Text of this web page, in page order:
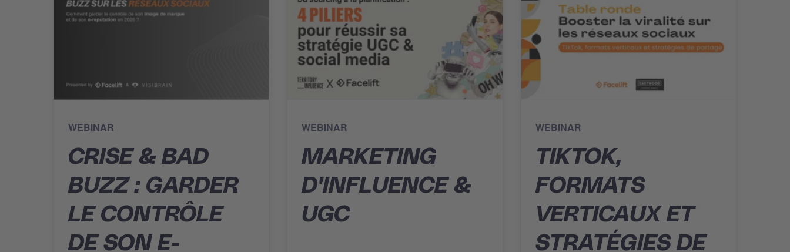
WEBINAR
CRISE & BAD
BUZZ : GARDER
LE CONTRÔLE
DE SON E-
WEBINAR
MARKETING
D'INFLUENCE &
UGC
WEBINAR
TIKTOK,
FORMATS
VERTICAUX ET
STRATÉGIES DE